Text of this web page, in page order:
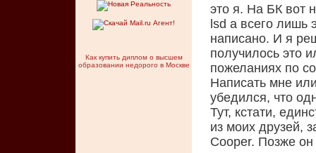
Как купить диплом о высшем
образовании недорого в Москве
это я. На БК вот
lsd а всего лишь
написано. И я
получилось это
пожеланиях по
Написать мне
убедился, что
Тут, кстати,
из моих друзей,
Cooper. Позже